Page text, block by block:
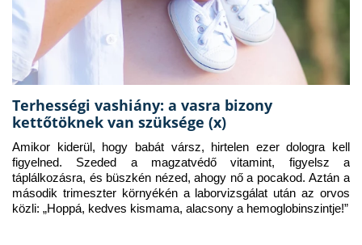
Terhességi vashiány: a vasra bizony
kettőtöknek van szüksége (x)
Amikor kiderül, hogy babát vársz, hirtelen ezer dologra kell
figyelned. Szeded a magzatvédő vitamint, figyelsz a
táplálkozásra, és büszkén nézed, ahogy nő a pocakod. Aztán a
második trimeszter környékén a laborvizsgálat után az orvos
közli: „Hoppá, kedves kismama, alacsony a hemoglobinszintje!”